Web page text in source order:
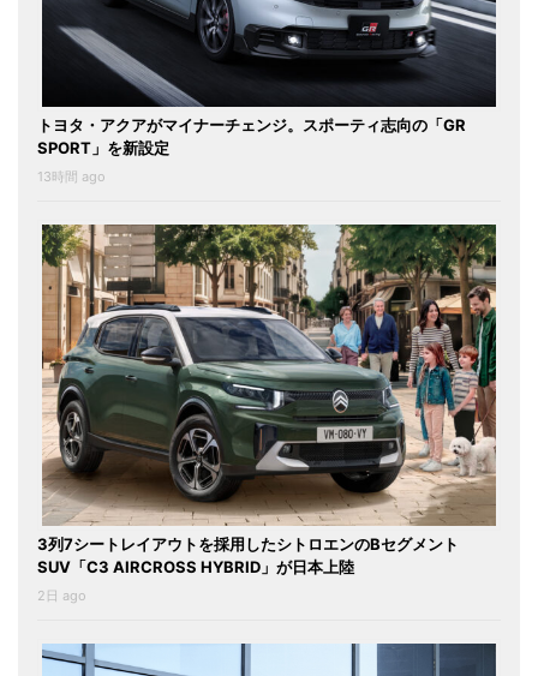
トヨタ・アクアがマイナーチェンジ。スポーティ志向の「GR
SPORT」を新設定
13時間 ago
3列7シートレイアウトを採用したシトロエンのBセグメント
SUV「C3 AIRCROSS HYBRID」が日本上陸
2日 ago